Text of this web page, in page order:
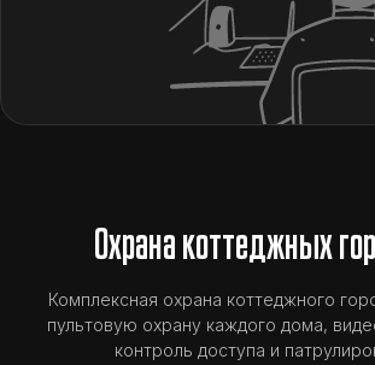
Охрана коттеджных
Комплексная охрана коттеджного
пультовую охрану каждого дома,
контроль доступа и